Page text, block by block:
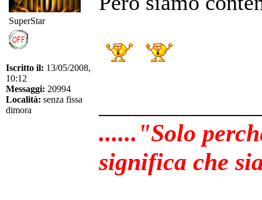
SuperStar
Iscritto il: 13/05/2008,
10:12
Messaggi: 20994
Località: senza fissa
dimora
......"Solo
significa che